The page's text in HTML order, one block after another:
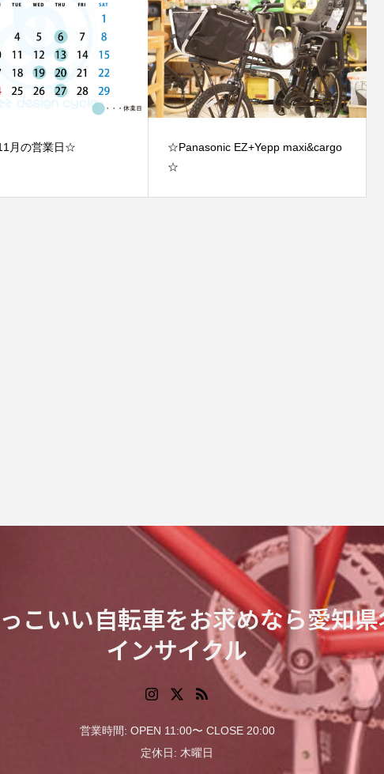
月の営業日☆
☆Panasonic EZ+Yepp maxi&cargo
☆
こいい自転車をお求めなら愛知
インサイクル
営業時間: OPEN 11:00〜 CLOSE 20:00
定休日: 木曜日